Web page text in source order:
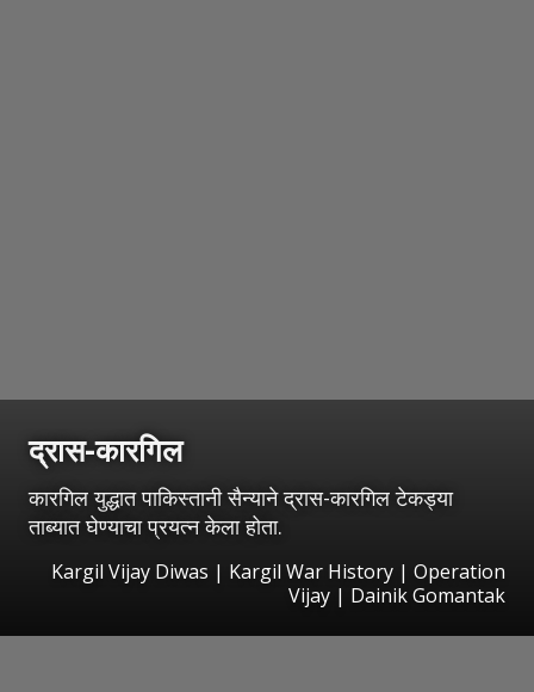
द्रास-कारगिल
कारगिल युद्धात पाकिस्तानी सैन्याने द्रास-कारगिल टेकड्या
ताब्यात घेण्याचा प्रयत्न केला होता.
Kargil Vijay Diwas | Kargil War History | Operation
Vijay | Dainik Gomantak